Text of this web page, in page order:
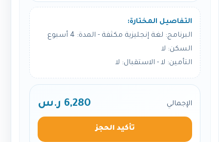
التفاصيل المختارة:
البرنامج: لغة إنجليزية مكثفة - المدة: 4 أسبوع
السكن: لا
التأمين: لا - الاستقبال: لا
الإجمالي 6,280 ر.س
تأكيد الحجز